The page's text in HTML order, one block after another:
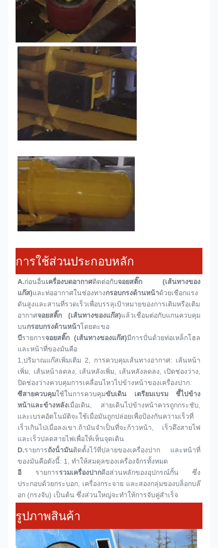
การใช้ส่วนประกอบหลัก
A.ก่อนอื่นเครื่องบดอากาศติดต่อกับจอยสติ๊ก (เส้นทางของ
แก๊ส)และท่ออากาศในช่องทางกรอบกรงด้านหน้าด้วยเชือกแรง
ดันสูงและสานที่รวดเร็วเพื่อบรรลุเป้าหมายของการเติมหรือเติม
อากาศจอยสติ๊ก (เส้นทางของแก๊ส)แล้วเชื่อมต่อกับแกนควบคุม
บนกรอบกรงด้านหน้าโดยตะขอ
บีรายการจอยสติ๊ก (เส้นทางของแก๊ส)มีการปั่นด้วยท่อเหล็กโฮล
และหน้าที่ของมันคือ
1, ปริมาณแก๊สเพิ่มเติม 2, การควบคุมเส้นทางอากาศ: เส้นหน้า
เพิ่ม, เส้นหน้าลดลง, เส้นหลังเพิ่ม, เส้นหลังลดลง, เปิดช่องว่าง,
ปิดช่องว่างควบคุมการเคลื่อนไหวไปข้างหน้าของเครื่องปาก.
ซีสายควบคุมใช้ในการควบคุมขับเดิน เตรียมเบรม ชี้ไปข้าง
หน้าและข้างหลังเมื่อเดิน, สายเดินไปข้างหน้าควรถูกกระชับ,
และเบรคอัตโนมัติจะใช้เมื่อมันถูกปล่อยเพื่อป้องกันความเร็วที่
เร็วเกินไปเมื่อลงเขา.ถ้ามันจําเป็นที่จะก้าวหน้า, เร็วดึงสายไฟ
และเร็วปลดสายไฟเพื่อให้เห็นจุดเดิน
D.รายการถังน้ํามันติดตั้งไว้ที่ปลายของเครื่องปาก และหน้าที่
ของมันคือดังนี้: 1, ทําให้สมดุลของเครื่องจักรทั้งหมด
อี
รายการรวมเครื่องปากคือส่วนหลักของอุปกรณ์กั้น ซึ่ง
ประกอบด้วยกระบอก, เครื่องกระจาย และสองกลุ่มของบล็อกบล๊
อก (กรงจับ) เป็นต้น ซึ่งส่วนใหญ่จะทําให้การจับคู่สําเร็จ
รูปภาพสินค้า